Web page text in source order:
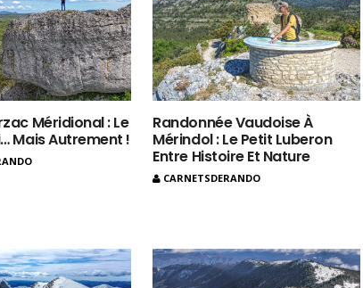
Méridional : Le
Mais Autrement !
Randonnée Vaudoise À
Mérindol : Le Petit Luberon
Entre Histoire Et Nature
CARNETSDERANDO